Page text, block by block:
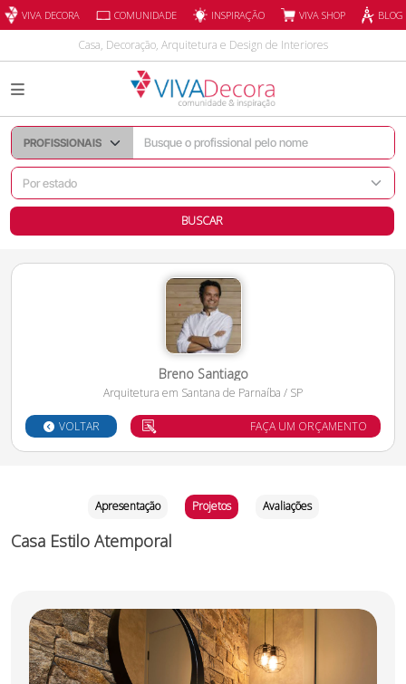
VIVA DECORA COMUNIDADE INSPIRAÇÃO VIVA SHOP
Casa, Decoração, Arquitetura e Design de Interiores
BUSCAR
Breno Santiago
Arquitetura em Santana de Parnaíba / SP
VOLTAR FAÇA UM ORÇAMENTO
Apresentação Projetos Avaliações
Casa Estilo Atemporal